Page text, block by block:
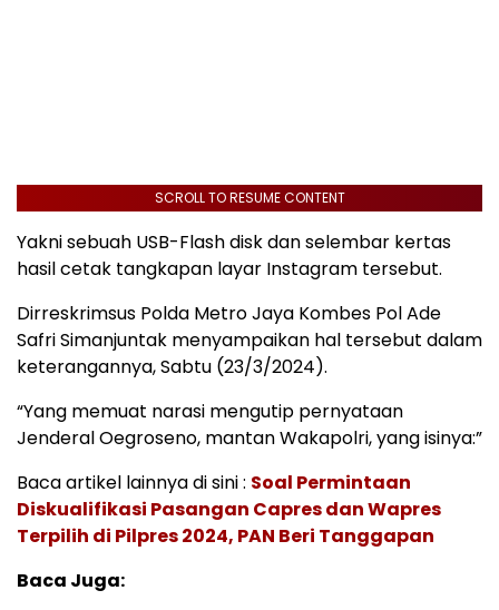
SCROLL TO RESUME CONTENT
Yakni sebuah USB-Flash disk dan selembar kertas
hasil cetak tangkapan layar Instagram tersebut.
Dirreskrimsus Polda Metro Jaya Kombes Pol Ade
Safri Simanjuntak menyampaikan hal tersebut dalam
keterangannya, Sabtu (23/3/2024).
“Yang memuat narasi mengutip pernyataan
Jenderal Oegroseno, mantan Wakapolri, yang isinya:”
Baca artikel lainnya di sini : Soal Permintaan
Diskualifikasi Pasangan Capres dan Wapres
Terpilih di Pilpres 2024, PAN Beri Tanggapan
Baca Juga: